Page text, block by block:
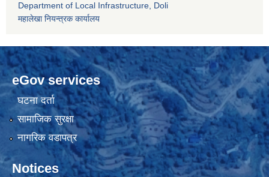
Department of Local Infrastructure, Doli
महालेखा नियन्त्रक कार्यालय
eGov services
घटना दर्ता
सामाजिक सुरक्षा
नागरिक वडापत्र
Notices